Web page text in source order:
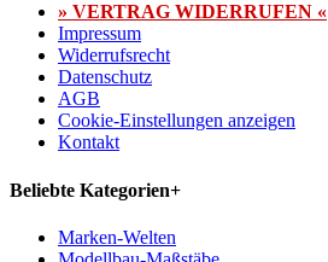
» VERTRAG WIDERRUFEN «
Impressum
Widerrufsrecht
Datenschutz
AGB
Cookie-Einstellungen anzeigen
Kontakt
Beliebte Kategorien+
Marken-Welten